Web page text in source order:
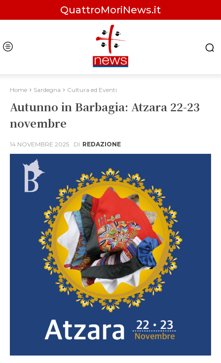
QuattroMoriNews.it
Home Sardegna Cultura ed Eventi
Autunno in Barbagia: Atzara 22-23
novembre
14 NOVEMBRE 2025 DI REDAZIONE